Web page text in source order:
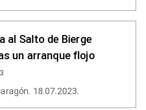
al Salto de Bierge
un arranque flojo
18.07.2023.